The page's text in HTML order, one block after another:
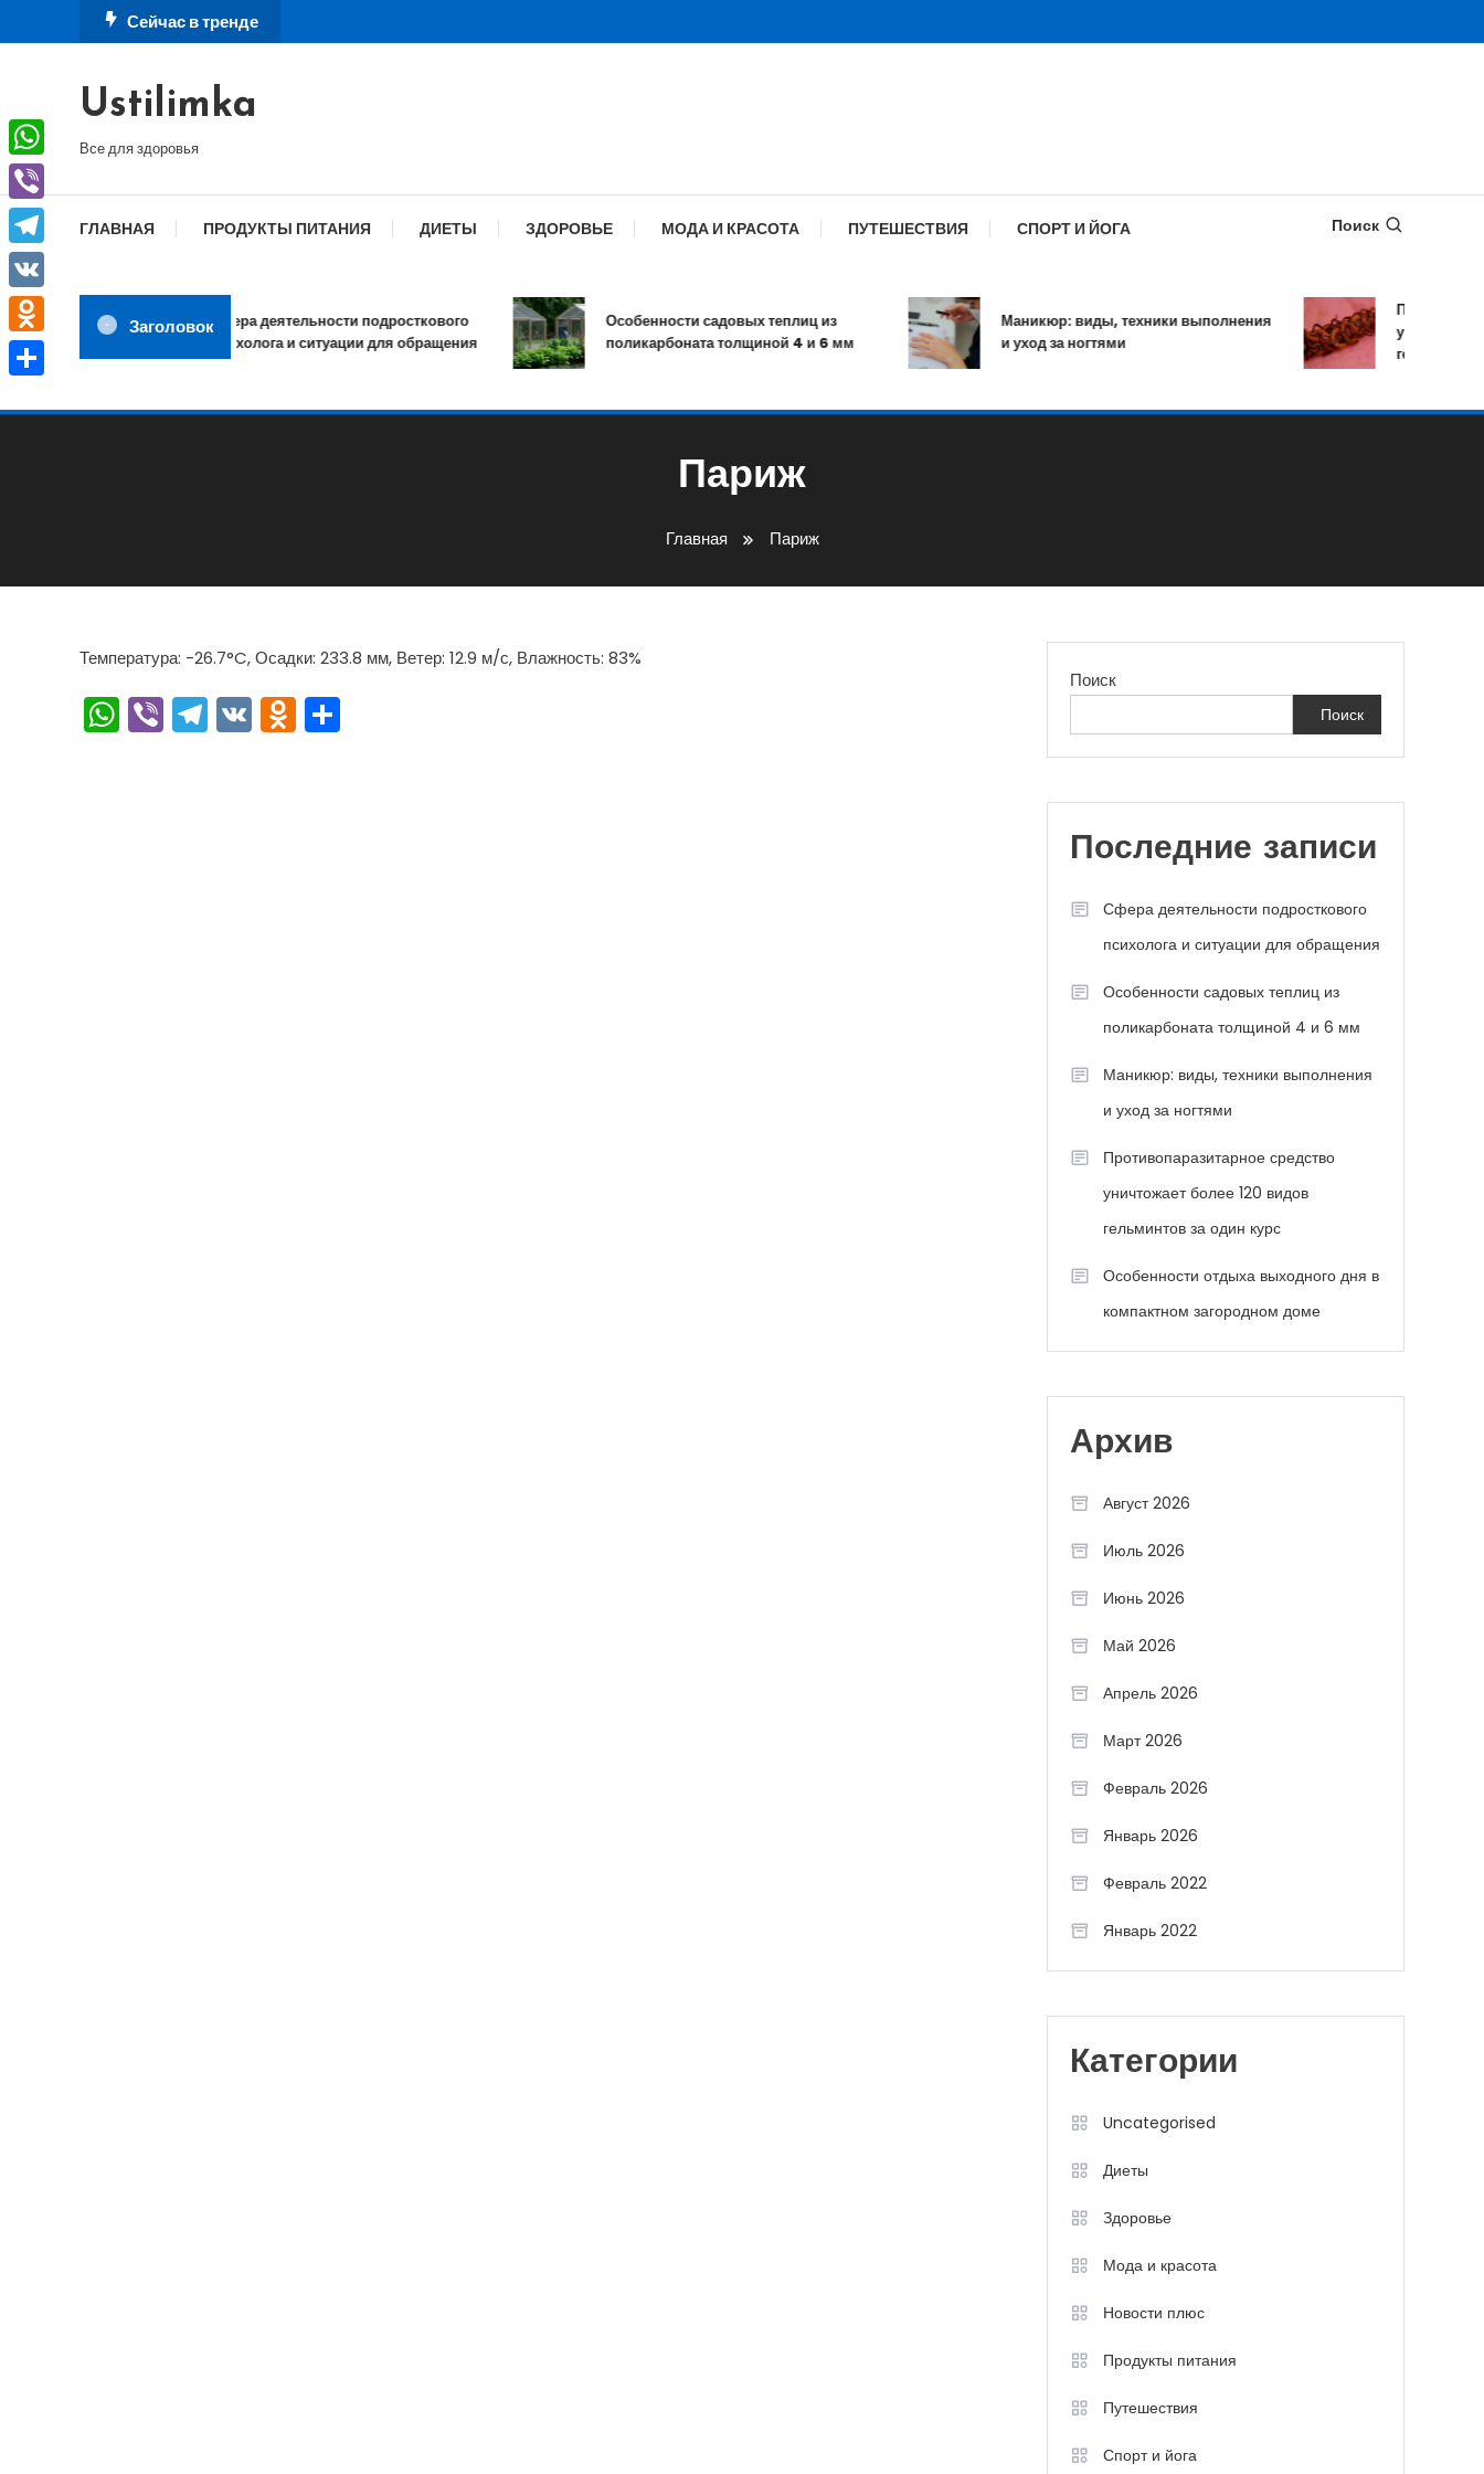
к
Сейчас в тренде
Ustilimka
Все для здоровья
ГЛАВНАЯ ПРОДУКТЫ ПИТАНИЯ ДИЕТЫ ЗДОРОВЬЕ МОДА И КРАСОТА ПУТЕШЕСТВИЯ СПОРТ И ЙОГА Поиск
ЗаголовокСфера деятельности подросткового
психолога и ситуации для обращения
Особенности садовых теплиц из
поликарбоната толщиной 4 и 6 мм
Маникюр: виды, техники выполнения
и уход за ногтями
уничтожает
гельминтов
Париж
Главная Париж
Температура: -26.7°C, Осадки: 233.8 мм, Ветер: 12.9 м/с, Влажность: 83%
WhatsApp
ViberTelegram
VKOdnoklassniki
Поиск
Поиск
Последние записи
Сфера деятельности подросткового
психолога и ситуации для обращения
Особенности садовых теплиц из
поликарбоната толщиной 4 и 6 мм
Маникюр: виды, техники выполнения
и уход за ногтями
Противопаразитарное средство
уничтожает более 120 видов
гельминтов за один курс
Особенности отдыха выходного дня в
компактном загородном доме
Архив
Август 2026
Июль 2026
Июнь 2026
Май 2026
Апрель 2026
Март 2026
Февраль 2026
Январь 2026
Февраль 2022
Январь 2022
Категории
Uncategorised
Диеты
Здоровье
Мода и красота
Новости плюс
Продукты питания
Путешествия
Спорт и йога
WhatsApp
Viber
Telegram
VK
Odnoklassniki